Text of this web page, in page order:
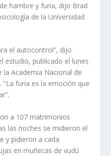
hambre y furia, dijo Brad
de la Universidad
el autocontrol”, dijo
estudio, publicado el lunes
la Academia Nacional de
“La furia es la emoción que
a 107 matrimonios
las noches se midieron el
y pidieron a cada
en muñecas de vudú